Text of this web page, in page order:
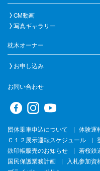
CM動画
写真ギャラリー
枕木オーナー
お申し込み
お問い合わせ
団体乗車申込について
体験運
Ｃ１２展示運転スケジュール
鉄印帳販売のお知らせ
若桜鉄
国民保護業務計画
入札参加資